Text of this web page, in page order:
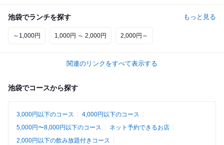
池袋でランチを探す もっと見る
～1,000円 1,000円 ～ 2,000円 2,000円～
関連のリンクをすべて表示する
池袋でコースから探す
3,000円以下のコース
4,000円以下のコース
5,000円〜8,000円以下のコース
ネット予約できるお店
2,000円以下の飲み放題付きコース